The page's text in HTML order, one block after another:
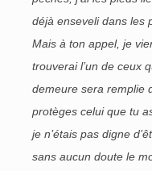
déjà enseveli dans les
Mais à ton appel, je
trouverai l’un de ceux
demeure sera remplie
protèges celui que tu
je n’étais pas digne
sans aucun doute le